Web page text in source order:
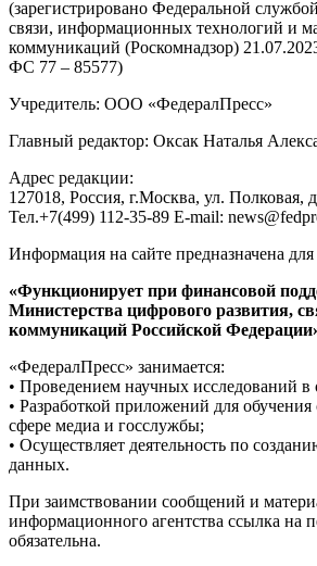
(зарегистрировано Федеральной
связи, информационных технологий и
коммуникаций (Роскомнадзор)
ФС 77 – 85577)
Учредитель: ООО «ФедералПресс»
Главный редактор: Оксак Наталья
Адрес редакции:
127018, Россия, г.Москва, ул. Полковая,
Тел.+7(499) 112-35-89 E-mail:
Информация на сайте предназначена
«Функционирует при финансовой
Министерства цифрового развития,
коммуникаций Российской
«ФедералПресс» занимается:
• Проведением научных исследований в
• Разработкой приложений для обучения
сфере медиа и госслужбы;
• Осуществляет деятельность по
данных.
При заимствовании сообщений и
информационного агентства ссылка на
обязательна.